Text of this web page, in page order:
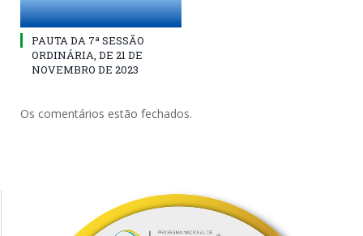
PAUTA DA 7ª SESSÃO
ORDINÁRIA, DE 21 DE
NOVEMBRO DE 2023
Os comentários estão fechados.